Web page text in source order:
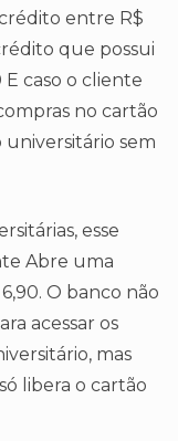
entre R$
que possui
caso o cliente
no cartão
sem
esse
Abre uma
O banco não
acessar os
mas
libera o cartão